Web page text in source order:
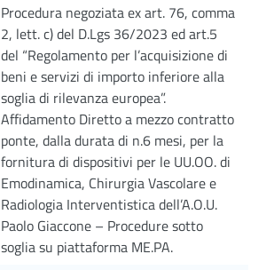
Procedura negoziata ex art. 76, comma
2, lett. c) del D.Lgs 36/2023 ed art.5
del “Regolamento per l’acquisizione di
beni e servizi di importo inferiore alla
soglia di rilevanza europea”.
Affidamento Diretto a mezzo contratto
ponte, dalla durata di n.6 mesi, per la
fornitura di dispositivi per le UU.OO. di
Emodinamica, Chirurgia Vascolare e
Radiologia Interventistica dell’A.O.U.
Paolo Giaccone – Procedure sotto
soglia su piattaforma ME.PA.